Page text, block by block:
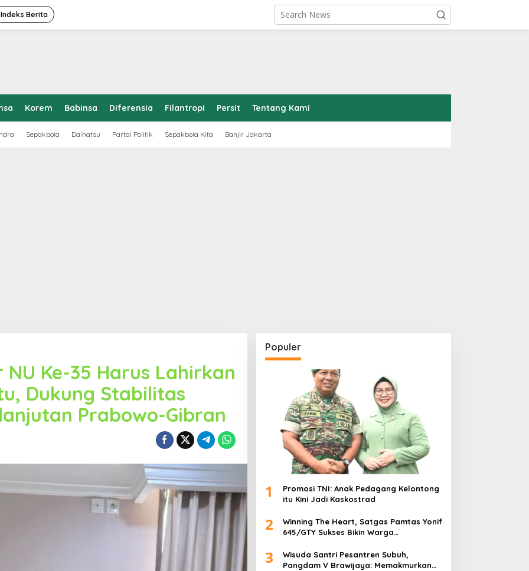
Indeks Berita
Korem Babinsa Diferensia Filantropi Persit Tentang Kami
Sepakbola Daihatsu Partai Politik Sepakbola Kita Banjir Jakarta
Ke-35 Harus Lahirkan
Dukung Stabilitas
Prabowo-Gibran
Populer
1
Promosi TNI: Anak Pedagang Kelontong
itu Kini Jadi Kaskostrad
2
Winning The Heart, Satgas Pamtas Yonif
645/GTY Sukses Bikin Warga
3
Wisuda Santri Pesantren Subuh,
Pangdam V Brawijaya: Memakmurkan